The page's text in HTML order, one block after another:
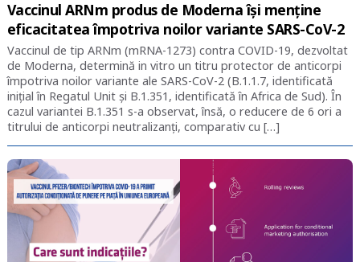
Vaccinul ARNm produs de Moderna își menține
eficacitatea împotriva noilor variante SARS-CoV-2
Vaccinul de tip ARNm (mRNA-1273) contra COVID-19, dezvoltat
de Moderna, determină in vitro un titru protector de anticorpi
împotriva noilor variante ale SARS-CoV-2 (B.1.1.7, identificată
inițial în Regatul Unit și B.1.351, identificată în Africa de Sud). În
cazul variantei B.1.351 s-a observat, însă, o reducere de 6 ori a
titrului de anticorpi neutralizanți, comparativ cu […]